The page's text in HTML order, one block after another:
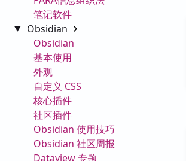
笔记软件
Obsidian
Obsidian
基本使用
外观
自定义 CSS
核心插件
社区插件
Obsidian 使用技巧
Obsidian 社区周报
Dataview 专题